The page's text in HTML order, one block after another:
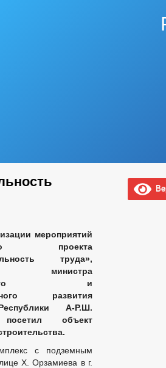
мероприятий
проекта
труда»,
министра
и
развития
А-Р.Ш.
объект
с подземным
Х. Орзамиева в г.